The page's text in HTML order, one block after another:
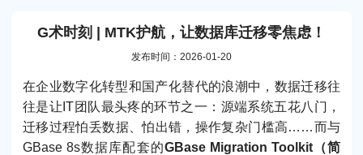
G术时刻 | MTK护航，让数据库迁移零焦虑！
发布时间：2026-01-20
在企业数字化转型和国产化替代的浪潮中，数据迁移往
往是让IT团队最头疼的环节之一：源端系统五花八门，
迁移过程怕丢数据、怕出错，操作复杂门槛高……而与
GBase 8s数据库配套的GBase Migration Toolkit（简